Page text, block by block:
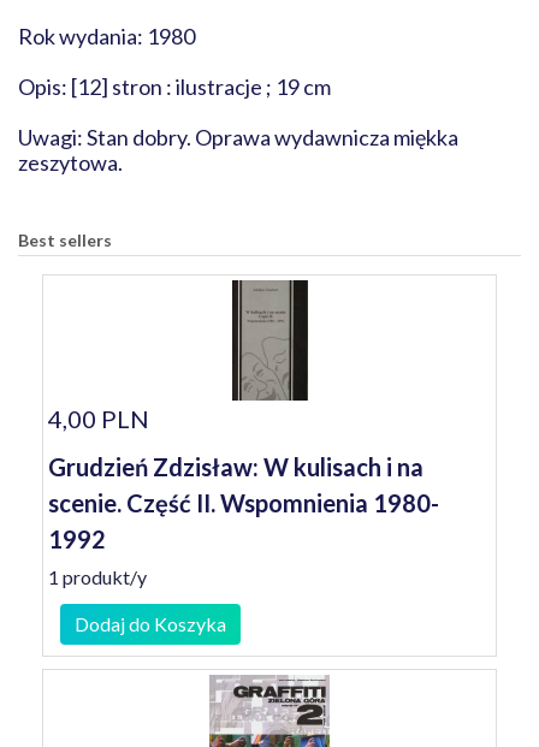
Rok wydania: 1980
Opis: [12] stron : ilustracje ; 19 cm
Uwagi: Stan dobry. Oprawa wydawnicza miękka
zeszytowa.
Best sellers
4,00 PLN
Grudzień Zdzisław: W kulisach i na
scenie. Część II. Wspomnienia 1980-
1992
1 produkt/y
Dodaj do Koszyka